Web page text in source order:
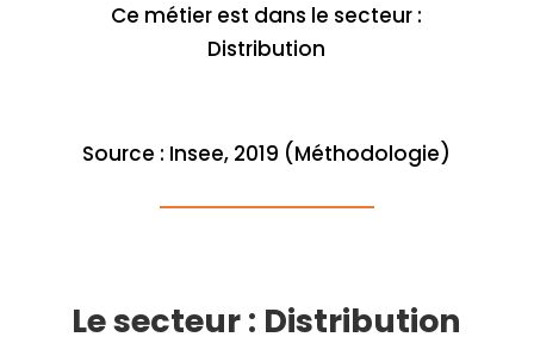
Ce métier est dans le secteur :
Distribution
Source : Insee, 2019 (Méthodologie)
Le secteur : Distribution